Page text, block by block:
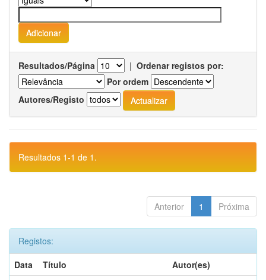
Resultados/Página | Ordenar registos por:
Por ordem
Autores/Registo
Resultados 1-1 de 1.
Anterior 1 Próxima
Registos:
Data
Título
Autor(es)